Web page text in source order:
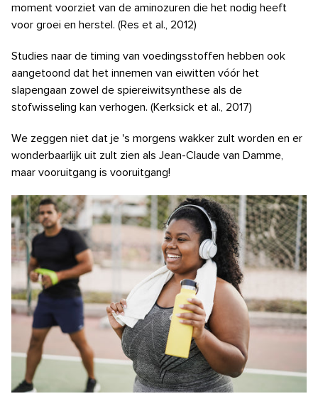
moment voorziet van de aminozuren die het nodig heeft
voor groei en herstel. (Res et al., 2012)
Studies naar de timing van voedingsstoffen hebben ook
aangetoond dat het innemen van eiwitten vóór het
slapengaan zowel de spiereiwitsynthese als de
stofwisseling kan verhogen. (Kerksick et al., 2017)
We zeggen niet dat je 's morgens wakker zult worden en er
wonderbaarlijk uit zult zien als Jean-Claude van Damme,
maar vooruitgang is vooruitgang!